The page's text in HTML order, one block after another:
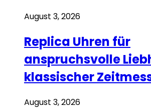
August 3, 2026
Replica Uhren für
anspruchsvolle
klassischer
August 3, 2026